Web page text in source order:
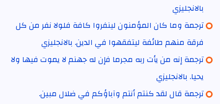
بالانجليزي
ترجمة وما كان المؤمنون لينفروا كافة فلولا نفر من كل
فرقة منهم طائفة ليتفقهوا في الدين. بالانجليزي
ترجمة إنه من يأت ربه مجرما فإن له جهنم لا يموت فيها ولا
يحيا. بالانجليزي
ترجمة قال لقد كنتم أنتم وآباؤكم في ضلال مبين.